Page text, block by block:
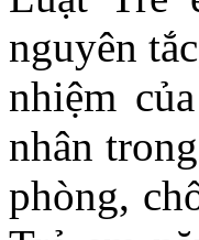
nguyên
nhiệm
nhân
phòng,